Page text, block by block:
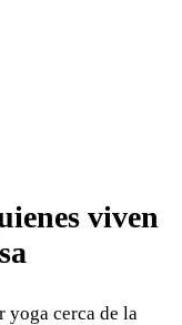
viven
yoga cerca de la